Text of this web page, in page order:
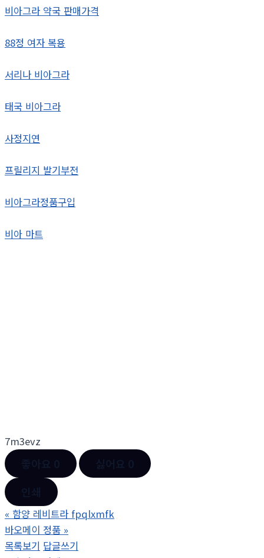
비아그라 약국 판매가격
88정 여자 복용
서리나 비아그라
태국 비아그라
사정지연
프릴리지 발기부전
비아그라정품구입
비아 마트
7m3evz
« 함양 레비트라 fpqlxmfk
바오메이 정품 »
목록보기 답글쓰기